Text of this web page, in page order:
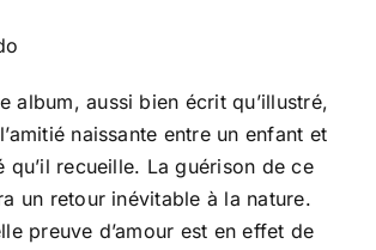
album, aussi bien écrit qu’illustré,
naissante entre un enfant et
qu’il recueille. La guérison de ce
un retour inévitable à la nature.
preuve d’amour est en effet de